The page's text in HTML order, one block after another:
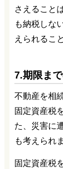
さえること
も納税しな
えられるこ
7.期限ま
不動産を相
固定資産税
た、災害に
も考えられ
固定資産税